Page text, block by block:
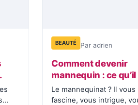
BEAUTÉ Par adrien
Comment devenir
mannequin : ce
vraiment savoir
se lancer
Le mannequinat ? Il vous
fascine, vous intrigue,